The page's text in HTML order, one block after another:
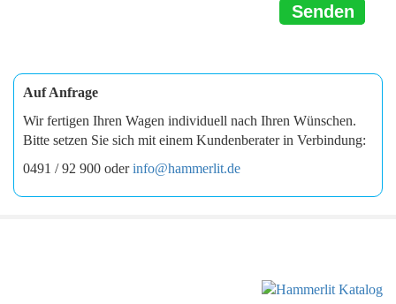
Senden
Auf Anfrage
Wir fertigen Ihren Wagen individuell nach Ihren Wünschen.
Bitte setzen Sie sich mit einem Kundenberater in Verbindung:
0491 / 92 900 oderinfo@hammerlit.de